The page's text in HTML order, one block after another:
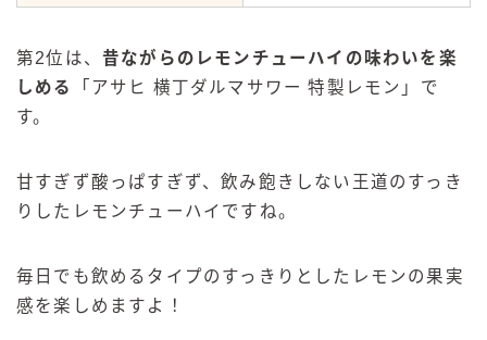
第2位は、 昔ながらのレモンチューハイの味わいを楽
しめる
「アサヒ 横丁ダルマサワー 特製レモン」で
す。
甘すぎず酸っぱすぎず、飲み飽きしない王道のすっき
りしたレモンチューハイですね。
毎日でも飲めるタイプのすっきりとしたレモンの果実
感を楽しめますよ！